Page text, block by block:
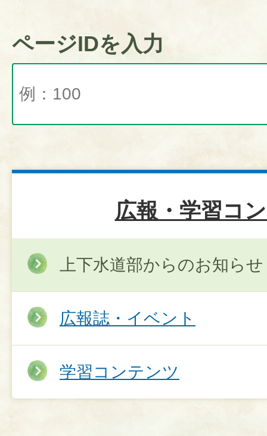
ページIDを入力
広報・学習コ
上下水道部からのお知らせ
広報誌・イベント
学習コンテンツ